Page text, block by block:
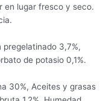
en lugar fresco y seco.
pregelatinado 3,7%,
de potasio 0,1%.
30%, Aceites y grasas